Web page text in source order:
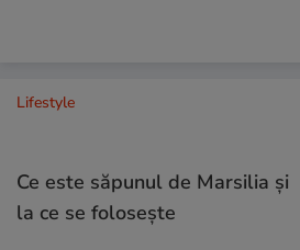
Lifestyle
Ce este săpunul de Marsilia și
la ce se folosește